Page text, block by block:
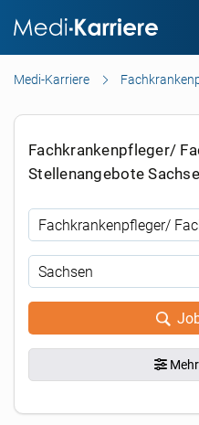
Medi-Karriere
Fachkrankenpfleger/
Stellenangebote